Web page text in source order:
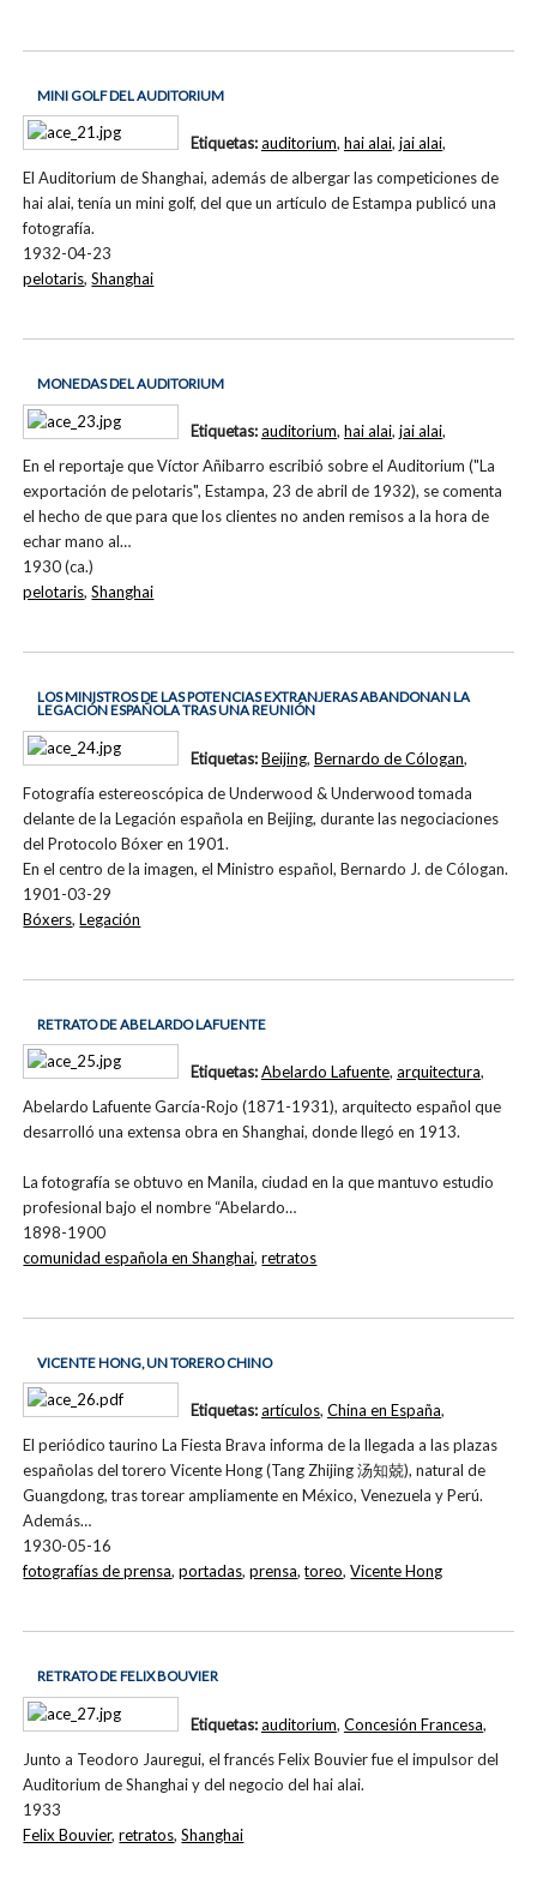
MINI GOLF DEL AUDITORIUM
El Auditorium de Shanghai, además de albergar las competiciones de
hai alai, tenía un mini golf, del que un artículo de Estampa publicó una
fotografía.
1932-04-23
Etiquetas:auditorium, hai alai, jai alai,
pelotaris,Shanghai
MONEDAS DEL AUDITORIUM
En el reportaje que Víctor Añibarro escribió sobre el Auditorium ("La
exportación de pelotaris", Estampa, 23 de abril de 1932), se comenta
el hecho de que para que los clientes no anden remisos a la hora de
echar mano al…
1930 (ca.)
Etiquetas:auditorium, hai alai, jai alai,
pelotaris,Shanghai
LOS MINISTROS DE LAS POTENCIAS EXTRANJERAS ABANDONAN LA
LEGACIÓN ESPAÑOLA TRAS UNA REUNIÓN
Fotografía estereoscópica de Underwood & Underwood tomada
delante de la Legación española en Beijing, durante las negociaciones
del Protocolo Bóxer en 1901.
En el centro de la imagen, el Ministro español, Bernardo J. de Cólogan.
1901-03-29
Etiquetas:Beijing, Bernardo de Cólogan,
Bóxers,Legación
RETRATO DE ABELARDO LAFUENTE
Abelardo Lafuente García-Rojo (1871-1931), arquitecto español que
desarrolló una extensa obra en Shanghai, donde llegó en 1913.
La fotografía se obtuvo en Manila, ciudad en la que mantuvo estudio
profesional bajo el nombre “Abelardo…
1898-1900
Etiquetas:Abelardo Lafuente, arquitectura,
comunidad española en Shanghai,retratos
VICENTE HONG, UN TORERO CHINO
El periódico taurino La Fiesta Brava informa de la llegada a las plazas
españolas del torero Vicente Hong (Tang Zhijing 汤知兢), natural de
Guangdong, tras torear ampliamente en México, Venezuela y Perú.
Además…
1930-05-16
Etiquetas:artículos, China en España,
fotografías de prensa,portadas,prensa,toreo,Vicente Hong
RETRATO DE FELIX BOUVIER
Junto a Teodoro Jauregui, el francés Felix Bouvier fue el impulsor del
Auditorium de Shanghai y del negocio del hai alai.
1933
Etiquetas:auditorium, Concesión Francesa,
Felix Bouvier,retratos,Shanghai